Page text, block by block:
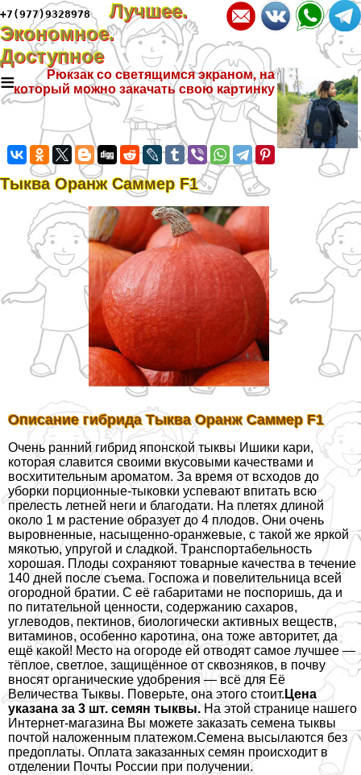
+7(977)9328978
Лучшее.
Экономное.
Доступное
≡
Рюкзак со светящимся экраном, на
который можно закачать свою картинку
Тыква Оранж Саммер F1
Описание гибрида Тыква Оранж Саммер F1
Очень ранний гибрид японской тыквы Ишики кари,
которая славится своими вкусовыми качествами и
восхитительным ароматом. За время от всходов до
уборки порционные-тыковки успевают впитать всю
прелесть летней неги и благодати. На плетях длиной
около 1 м растение образует до 4 плодов. Они очень
выровненные, насыщенно-оранжевые, с такой же яркой
мякотью, упругой и сладкой. Tрaнcпортабельность
хорошая. Плоды сохраняют товарные качества в течение
140 дней после съема. Госпожа и повелительница всей
огородной братии. С её габаритами не поспоришь, да и
по питательной ценности, содержанию сахаров,
углеводов, пектинов, биологически активных веществ,
витаминов, особенно каротина, она тоже авторитет, да
ещё какой! Место на огороде ей отводят самое лучшее —
тёплое, светлое, защищённое от сквозняков, в почву
вносят органические удобрения — всё для Её
Величества Тыквы. Поверьте, она этого стоит. Цена
указана за 3 шт. семян тыквы. На этой странице нашего
Интернет-магазина Вы можете заказать семена тыквы
почтой наложенным платежом.Семена высылаются без
предоплаты. Оплата заказанных семян происходит в
отделении Почты России при получении.